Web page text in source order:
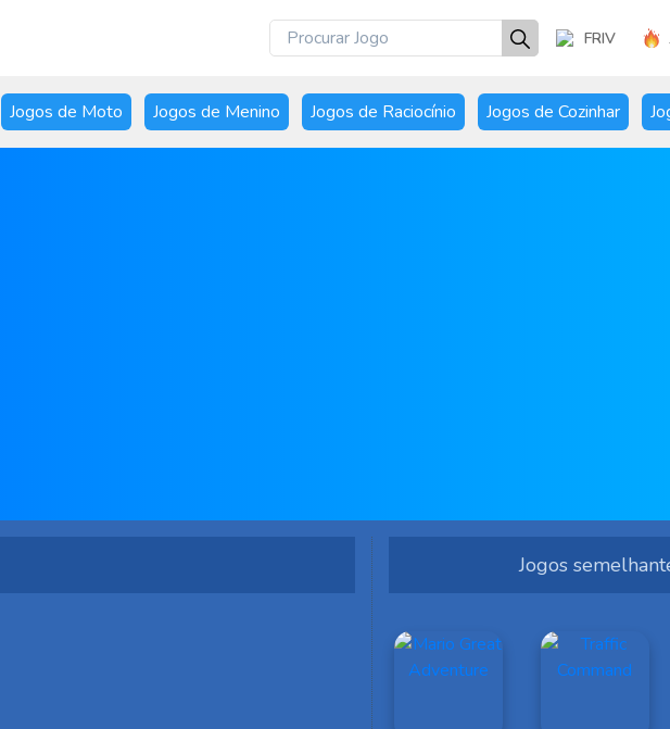
FRIV
Jogos de Moto Jogos de Menino Jogos de Raciocínio Jogos de Cozinhar
Jogos